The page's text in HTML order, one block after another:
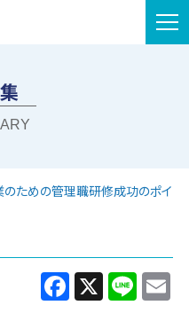
ための管理職研修成功のポイン
Facebook
X Line